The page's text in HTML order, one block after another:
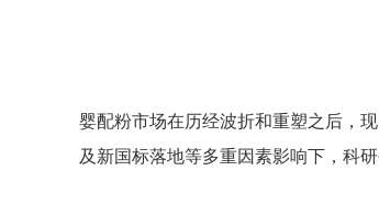
婴配粉市场在历经波折和重塑之后，
及新国标落地等多重因素影响下，科